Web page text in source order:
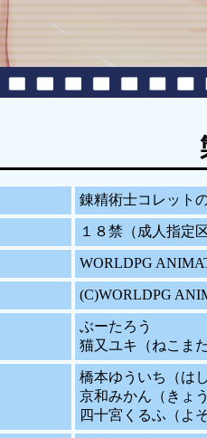
錬精術士コレット
１８禁（成人指定
WORLDPG
(C)WORLDPG
ぶーたろう
猫又ユキ（ねこま
橋本ゆういち（は
京和みかん（きょ
四十宮くるふ（よ